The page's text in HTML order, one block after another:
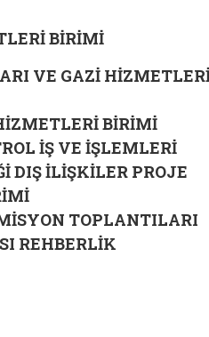
BİRİMİ
VE GAZİ
BİRİMİ
İŞ VE İŞLEMLERİ
DIŞ İLİŞKİLER PROJE
TOPLANTILARI
REHBERLİK